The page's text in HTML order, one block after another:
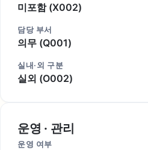
미포함 (X002)
담당 부서
의무 (Q001)
실내·외 구분
실외 (O002)
운영 · 관리
운영 여부